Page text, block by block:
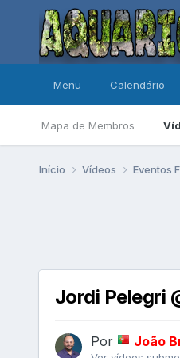
Menu Calendário
Mapa de Membros
Início Vídeos Eventos
Jordi Pelegri
Por João